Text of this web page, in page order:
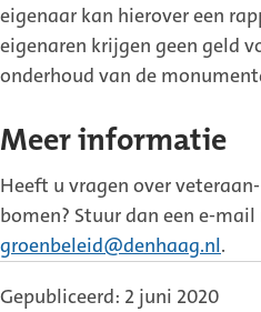
eigenaar kan hierover een
eigenaren krijgen geen geld
onderhoud van de
Meer informatie
Heeft u vragen over
bomen? Stuur dan een e-
groenbeleid@denhaag.nl.
Gepubliceerd: 2 juni 2020